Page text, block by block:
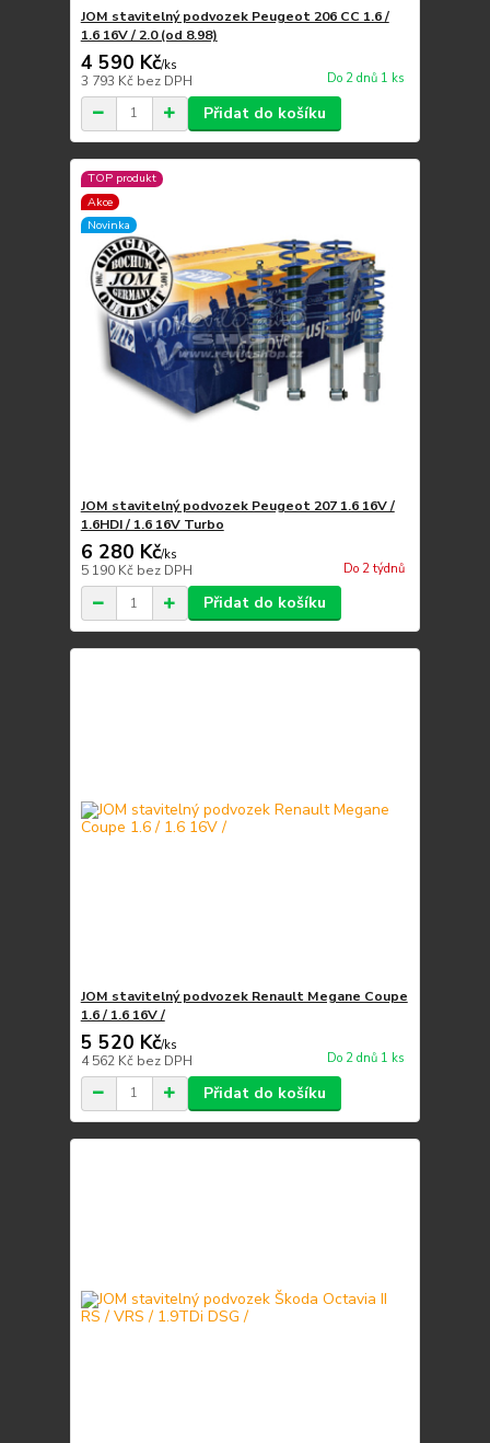
JOM stavitelný podvozek Peugeot 206 CC 1.6 /
1.6 16V / 2.0 (od 8.98)
4 590 Kč/ks
3 793 Kč bez DPH Do 2 dnů 1 ks
Přidat do košíku
TOP produkt
Akce
Novinka
JOM stavitelný podvozek Peugeot 207 1.6 16V /
1.6HDI / 1.6 16V Turbo
6 280 Kč/ks
5 190 Kč bez DPH Do 2 týdnů
Přidat do košíku
JOM stavitelný podvozek Renault Megane Coupe
1.6 / 1.6 16V /
5 520 Kč/ks
4 562 Kč bez DPH Do 2 dnů 1 ks
Přidat do košíku